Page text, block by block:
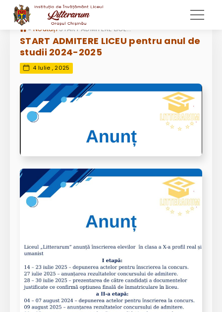
» Noutăți START ADMITERE LICEU pentru anul de studii 2024-2025
START ADMITERE LICEU pentru anul de
studii 2024-2025
4 Iulie , 2025